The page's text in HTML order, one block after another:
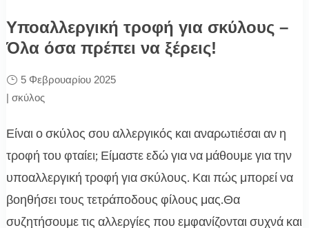
Υποαλλεργική τροφή για σκύλους –
Όλα όσα πρέπει να ξέρεις!
5 Φεβρουαρίου 2025
| σκύλος
Είναι ο σκύλος σου αλλεργικός και αναρωτιέσαι αν η
τροφή του φταίει; Είμαστε εδώ για να μάθουμε για την
υποαλλεργική τροφή για σκύλους. Και πώς μπορεί να
βοηθήσει τους τετράποδους φίλους μας.Θα
συζητήσουμε τις αλλεργίες που εμφανίζονται συχνά και